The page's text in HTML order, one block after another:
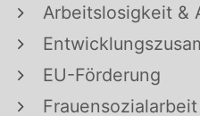
Arbeitslosigkeit &
EU-Förderung
Frauensozialarbeit